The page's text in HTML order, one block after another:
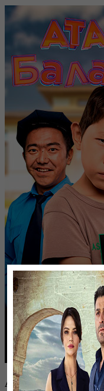
Ата-ана. Бала-шаға